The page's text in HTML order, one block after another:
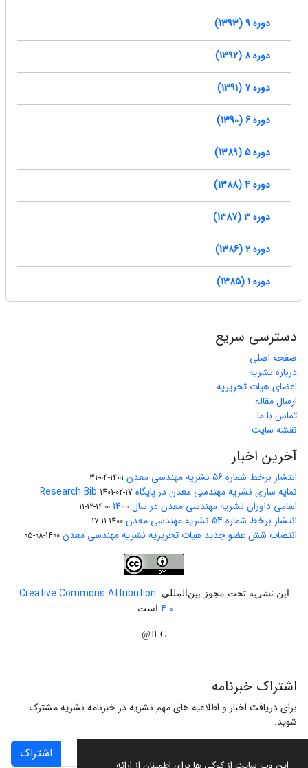
دوره 9 (1393)
دوره 8 (1392)
دوره 7 (1391)
دوره 6 (1390)
دوره 5 (1389)
دوره 4 (1388)
دوره 3 (1387)
دوره 2 (1386)
دوره 1 (1385)
دسترسی سریع
صفحه اصلی
درباره نشریه
اعضای هیات تحریریه
ارسال مقاله
تماس با ما
نقشه سایت
آخرین اخبار
انتشار برخط شماره 56 نشریه مهندسی معدن 1401-04-31
نمایه سازی نشریه مهندسی معدن در پایگاه Research Bib 1401-02-17
اسامی داوران نشریه مهندسی معدن در سال 1400 1400-12-11
انتشار برخط شماره 54 نشریه مهندسی معدن 1400-11-17
انتصاب شش عضو جدید هیات تحریریه نشریه مهندسی معدن 1400-08-05
این نشریه تحت مجوز بین‌المللی
Creative Commons Attribution
4.0 است.
JLG@
اشتراک خبرنامه
برای دریافت اخبار و اطلاعیه های مهم نشریه در خبرنامه نشریه مشترک
شوید.
اشتراک